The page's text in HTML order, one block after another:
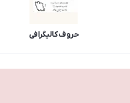
حروف کالیگرافی